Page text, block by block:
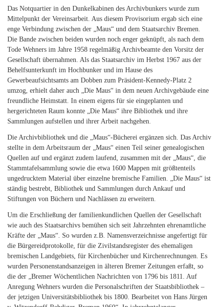
Das Notquartier in den Dunkelkabinen des Archivbunkers wurde zum
Mittelpunkt der Vereinsarbeit. Aus diesem Provisorium ergab sich eine
enge Verbindung zwischen der „Maus“ und dem Staatsarchiv Bremen.
Die Bande zwischen beiden wurden noch enger geknüpft, als nach dem
Tode Wehners im Jahre 1958 regelmäßig Archivbeamte den Vorsitz der
Gesellschaft übernahmen. Als das Staatsarchiv im Herbst 1967 aus der
Behelfsunterkunft im Hochbunker und im Hause des
Gewerbeaufsichtsamts am Dobben zum Präsident-Kennedy-Platz 2
umzog, erhielt daher auch „Die Maus“ in dem neuen Archivgebäude eine
freundliche Heimstatt. In einem eigens für sie eingeplanten und
hergerichteten Raum konnte „Die Maus“ ihre Bibliothek und ihre
Sammlungen aufstellen und ihrer Arbeit nachgehen.
Die Archivbibliothek und die „Maus“-Bücherei ergänzen sich. Das Archiv
stellte in dem Arbeitsraum der „Maus“ einen Teil seiner genealogischen
Quellen auf und ergänzt zudem laufend, zusammen mit der „Maus“, die
Stammtafelsammlung sowie die etwa 1600 Mappen mit größtenteils
ungedrucktem Material über einzelne bremische Familien. „Die Maus“ ist
ständig bestrebt, Bibliothek und Sammlungen durch Ankauf und
Stiftungen von Büchern und Nachlässen zu erweitern.
Um die Erschließung der familienkundlichen Quellen der Gesellschaft
wie auch des Staatsarchivs bemühen sich seit Jahrzehnten ehrenamtliche
Kräfte der „Maus“. So wurden z.B. Namensverzeichnisse angefertigt für
die Bürgereidprotokolle, für die Zivilstandsregister des ehemaligen
bremischen Landgebiets, für Kirchenbücher und Kirchenrechnungen. Es
wurden Personenstandsanzeigen in älteren Bremer Zeitungen erfaßt, so
die der „Bremer Wöchentlichen Nachrichten von 1796 bis 1811. Auf
Anregung Wehners wurden die Personalschriften der Staatsbibliothek –
der jetzigen Universitätsbibliothek bis 1800. Bearbeitet von Hans Jürgen